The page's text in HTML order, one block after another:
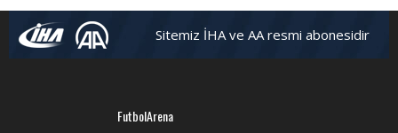
Sitemiz İHA ve AA resmi abonesidir
FutbolArena